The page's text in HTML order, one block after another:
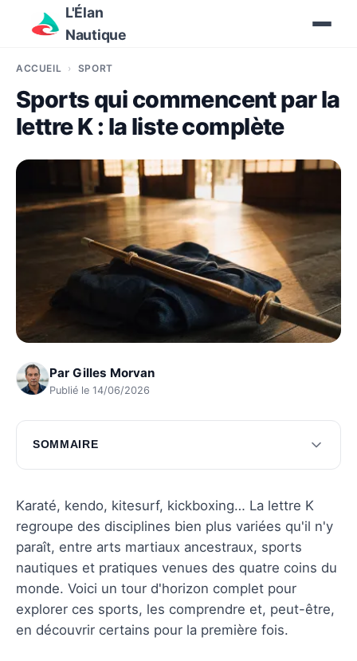
L'Élan
Nautique
ACCUEIL SPORT
Sports qui commencent par la
lettre K : la liste complète
Par Gilles Morvan
Publié le 14/06/2026
SOMMAIRE
Sports de combat et arts martiaux
Sports nautiques et aquatiques
Sports d'équipe et collectifs
Questions fréquentes
Karaté, kendo, kitesurf, kickboxing… La lettre K
regroupe des disciplines bien plus variées qu'il n'y
paraît, entre arts martiaux ancestraux, sports
nautiques et pratiques venues des quatre coins du
monde. Voici un tour d'horizon complet pour
explorer ces sports, les comprendre et, peut-être,
en découvrir certains pour la première fois.